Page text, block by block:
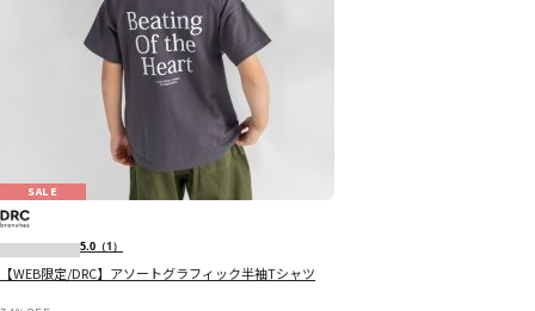
SALE
5.0 （1）
【WEB限定/DRC】アソートグラフィック半袖Tシャツ